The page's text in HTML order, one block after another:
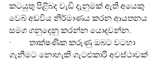
කටයුතු පිළිබද වැඩි දැනුමක් ඇති අයෙකු
වෙබ් අඩවිය නිර්මාණය කරන ආයතනය
සමග ගනුදෙනු කරන්න යොදවන්න.
·         තාක්ෂණික කරුණු ඔබට වටහා
ගැනීමට නොහැකි ගැටළුකාරි අවස්ථාවක්